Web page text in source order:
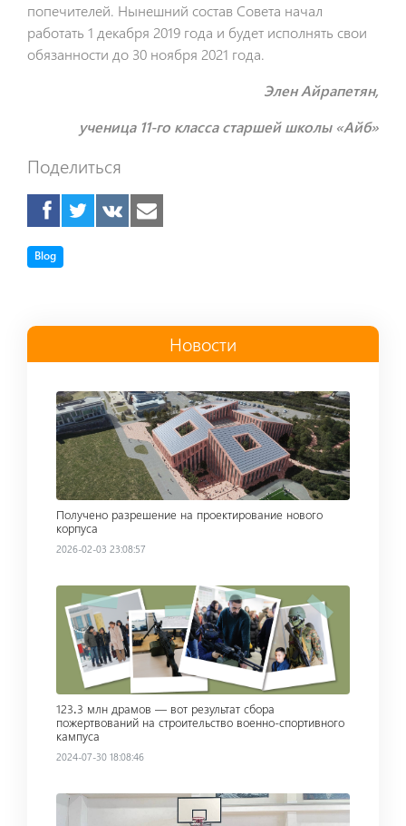
попечителей. Нынешний состав Совета начал
работать 1 декабря 2019 года и будет исполнять свои
обязанности до 30 ноября 2021 года.
Элен Айрапетян,
ученица 11-го класса старшей школы «Айб»
Поделиться
TagBlog
Новости
Read more
Получено разрешение на проектирование нового
корпуса
2026-02-03 23:08:57
Read more
123․3 млн драмов — вот результат сбора
пожертвований на строительство военно-спортивного
кампуса
2024-07-30 18:08:46
Read more